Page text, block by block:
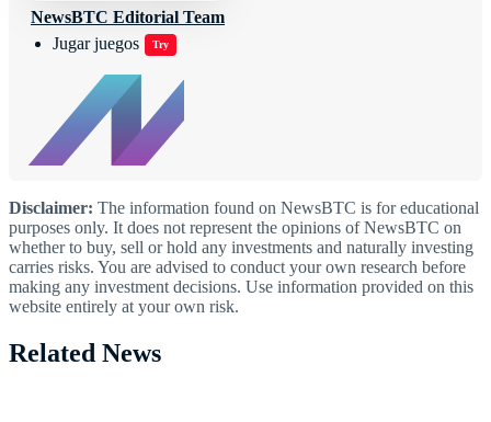
Jugar juegos Try
NewsBTC Editorial Team
Disclaimer: The information found on NewsBTC is for educational
purposes only. It does not represent the opinions of NewsBTC on
whether to buy, sell or hold any investments and naturally investing
carries risks. You are advised to conduct your own research before
making any investment decisions. Use information provided on this
website entirely at your own risk.
Related News